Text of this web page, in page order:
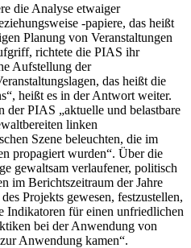
die Analyse etwaiger
-papiere, das heißt
Planung von Veranstaltungen
richtete die PIAS ihr
Aufstellung der
das heißt die
heißt es in der Antwort weiter.
der PIAS „aktuelle und belastbare
linken
Szene beleuchten, die im
propagiert wurden“. Über die
gewaltsam verlaufener, politisch
im Berichtszeitraum der Jahre
Projekts gewesen, festzustellen,
Indikatoren für einen unfriedlichen
bei der Anwendung von
Anwendung kamen“.